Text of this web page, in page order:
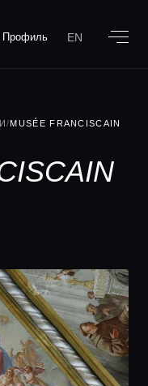
Профиль EN
/MUSÉE FRANCISCAIN